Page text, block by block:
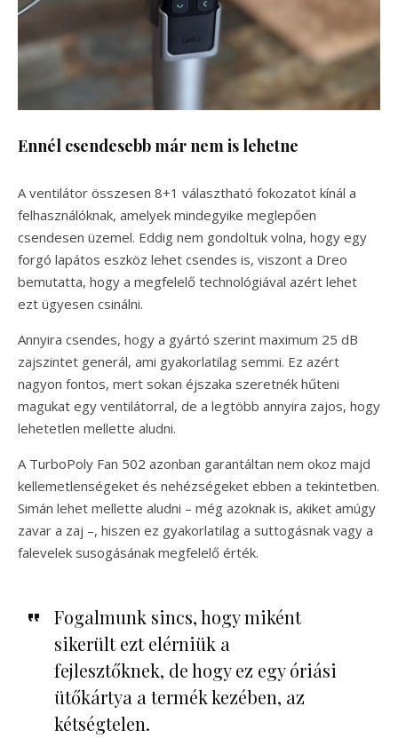
Ennél csendesebb már nem is lehetne
A ventilátor összesen 8+1 választható fokozatot kínál a
felhasználóknak, amelyek mindegyike meglepően
csendesen üzemel. Eddig nem gondoltuk volna, hogy egy
forgó lapátos eszköz lehet csendes is, viszont a Dreo
bemutatta, hogy a megfelelő technológiával azért lehet
ezt ügyesen csinálni.
Annyira csendes, hogy a gyártó szerint maximum 25 dB
zajszintet generál, ami gyakorlatilag semmi. Ez azért
nagyon fontos, mert sokan éjszaka szeretnék hűteni
magukat egy ventilátorral, de a legtöbb annyira zajos, hogy
lehetetlen mellette aludni.
A TurboPoly Fan 502 azonban garantáltan nem okoz majd
kellemetlenségeket és nehézségeket ebben a tekintetben.
Simán lehet mellette aludni – még azoknak is, akiket amúgy
zavar a zaj –, hiszen ez gyakorlatilag a suttogásnak vagy a
falevelek susogásának megfelelő érték.
Fogalmunk sincs, hogy miként
sikerült ezt elérniük a
fejlesztőknek, de hogy ez egy óriási
ütőkártya a termék kezében, az
kétségtelen.